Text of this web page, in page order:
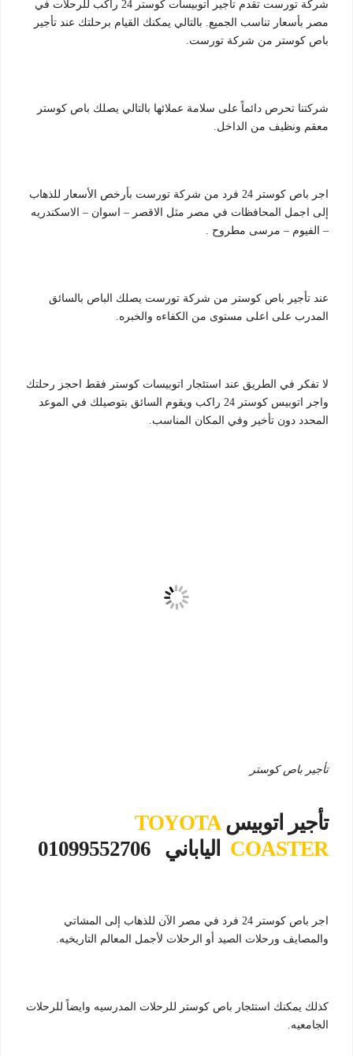
شركة تورست تقدم تأجير اتوبيسات كوستر 24 راكب للرحلات في
مصر بأسعار تناسب الجميع. بالتالي يمكنك القيام برحلتك عند تأجير
باص كوستر من شركة تورست.
شركتنا تحرص دائماً على سلامة عملائها بالتالي يصلك باص كوستر
معقم ونظيف من الداخل.
اجر باص كوستر 24 فرد من شركة تورست بأرخص الأسعار للذهاب
إلى اجمل المحافظات في مصر مثل الاقصر – اسوان – الاسكندريه
– الفيوم – مرسى مطروح .
عند تأجير باص كوستر من شركة تورست يصلك الباص بالسائق
المدرب على اعلى مستوى من الكفاءه والخبره.
لا تفكر في الطريق عند استئجار اتوبيسات كوستر فقط احجز رحلتك
واجر اتوبيس كوستر 24 راكب ويقوم السائق بتوصيلك في الموعد
المحدد دون تأخير وفي المكان المناسب.
تأجير باص كوستر
تأجير اتوبيسTOYOTA
COASTER الياباني 01099552706
اجر باص كوستر 24 فرد في مصر الآن للذهاب إلى المشاتي
والمصايف ورحلات الصيد أو الرحلات لأجمل المعالم التاريخيه.
كذلك يمكنك استئجار باص كوستر للرحلات المدرسيه وايضاً للرحلات
الجامعيه.